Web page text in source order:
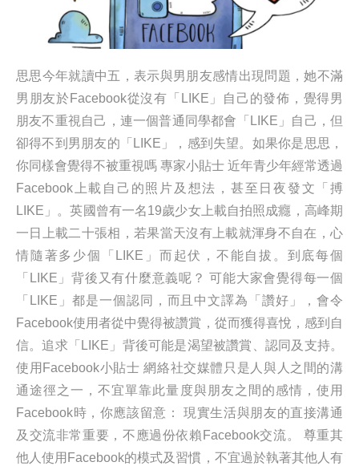
思思今年就讀中五，表示與男朋友感情出現問題，她不滿
男朋友於Facebook從沒有「LIKE」自己的發佈，覺得男
朋友不重視自己，連一個普通同學都會「LIKE」自己，但
卻得不到男朋友的「LIKE」，感到失望。如果你是思思，
你同樣會覺得不被重視嗎 專家小貼士 近年青少年經常透過
Facebook上載自己的照片及想法，甚至日夜發文「搏
LIKE」。英國曾有一名19歲少女上載自拍照成癮，高峰期
一日上載二十張相，若果當天沒有上載就渾身不自在，心
情隨著多少個「LIKE」而起伏，不能自拔。到底每個
「LIKE」背後又有什麼意義呢？ 可能大家會覺得每一個
「LIKE」都是一個認同，而且中文譯為「讚好」，會令
Facebook使用者從中覺得被讚賞，從而獲得喜悅，感到自
信。追求「LIKE」背後可能是渴望被讚賞、認同及支持。
使用Facebook小貼士 網絡社交媒體只是人與人之間的溝
通途徑之一，不宜單靠此量度與朋友之間的感情，使用
Facebook時，你應該留意： 現實生活與朋友的直接溝通
及交流非常重要，不應過份依賴Facebook交流。 尊重其
他人使用Facebook的模式及習慣，不宜過於執著其他人有